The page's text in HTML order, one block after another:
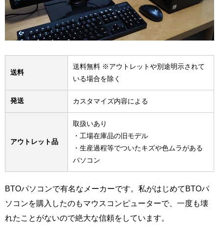
送料
送料無料 ※アウトレットや別途明示されて
いる場合を除く
発送 カスタマイズ内容による
アウトレット品
取扱いあり
・工場在庫品の旧モデル
・生産過程等でついたキズや色ムラがある
パソコン
BTOパソコンで有名なメーカーです。私がはじめてBTOパ
ソコンを購入したのもマウスコンピューターで、一度も壊
れたことがないので絶大な信頼をしています。